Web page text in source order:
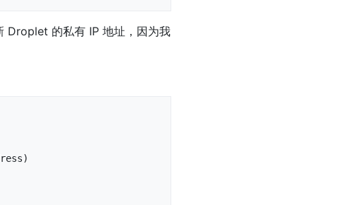
Droplet 的私有 IP 地址，因为我